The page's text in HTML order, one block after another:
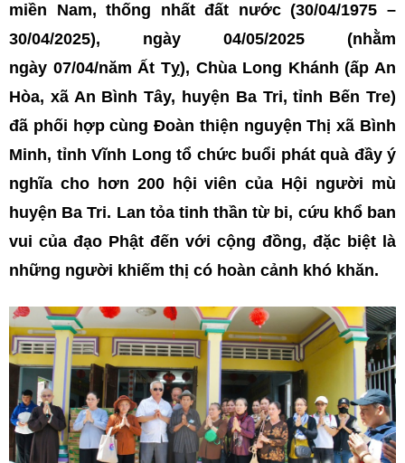
miền Nam, thống nhất đất nước (30/04/1975 –
30/04/2025), ngày 04/05/2025 (nhằm
ngày 07/04/năm Ất Tỵ), Chùa Long Khánh (ấp An
Hòa, xã An Bình Tây, huyện Ba Tri, tỉnh Bến Tre)
đã phối hợp cùng Đoàn thiện nguyện Thị xã Bình
Minh, tỉnh Vĩnh Long tổ chức buổi phát quà đầy ý
nghĩa cho hơn 200 hội viên của Hội người mù
huyện Ba Tri. Lan tỏa tinh thần từ bi, cứu khổ ban
vui của đạo Phật đến với cộng đồng, đặc biệt là
những người khiếm thị có hoàn cảnh khó khăn.